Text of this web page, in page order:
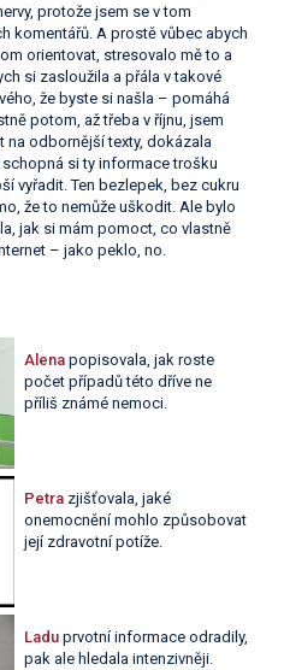
protože jsem se v tom
komentářů. A prostě vůbec abych
orientovat, stresovalo mě to a
si zasloužila a přála v takové
že byste si našla – pomáhá
potom, až třeba v říjnu, jsem
na odbornější texty, dokázala
si ty informace trošku
vyřadit. Ten bezlepek, bez cukru
že to nemůže uškodit. Ale bylo
jak si mám pomoct, co vlastně
– jako peklo, no.
Alena popisovala, jak roste
počet případů této dříve ne
příliš známé nemoci.
Petra zjišťovala, jaké
onemocnění mohlo způsobovat
její zdravotní potíže.
Ladu prvotní informace odradily,
pak ale hledala intenzivněji.